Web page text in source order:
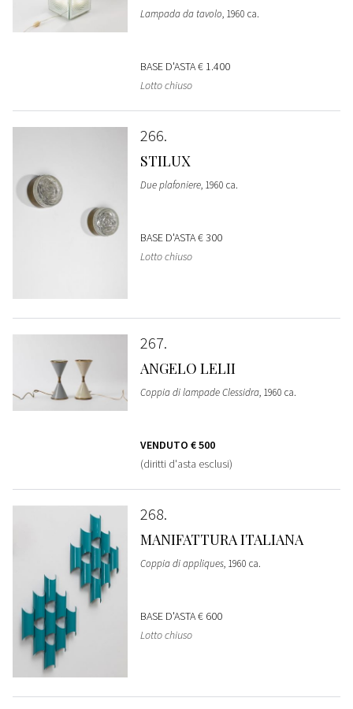
Lampada da tavolo, 1960 ca.
BASE D'ASTA€ 1.400
Lotto chiuso
266
STILUX
Due plafoniere, 1960 ca.
BASE D'ASTA€ 300
Lotto chiuso
267
ANGELO LELII
Coppia di lampade Clessidra, 1960 ca.
VENDUTO € 500
(diritti d'asta esclusi)
268
MANIFATTURA ITALIANA
Coppia di appliques, 1960 ca.
BASE D'ASTA€ 600
Lotto chiuso